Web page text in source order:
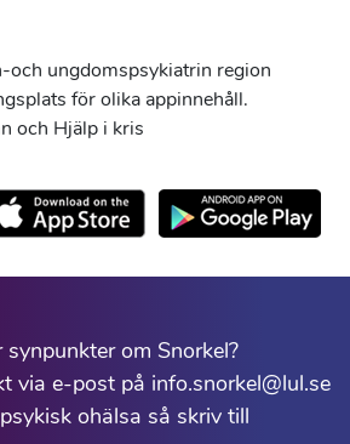
och ungdomspsykiatrin region
för olika appinnehåll.
och Hjälp i kris
om Snorkel?
via e-post på info.snorkel@lul.se
ohälsa så skriv till